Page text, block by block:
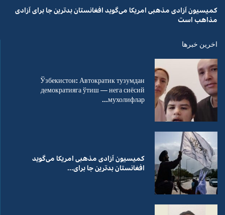
کمیسیون آزادی مذهبی امریکا می‌گوید افغانستان بدترین جا برای آزادی
مذاهب است
اخرین خبرها
Ўзбекистон: Автократик тузумдан
демократияга ўтиш — нега сиёсий
мухолифлар...
کمیسیون آزادی مذهبی امریکا می‌گوید
افغانستان بدترین جا برای...